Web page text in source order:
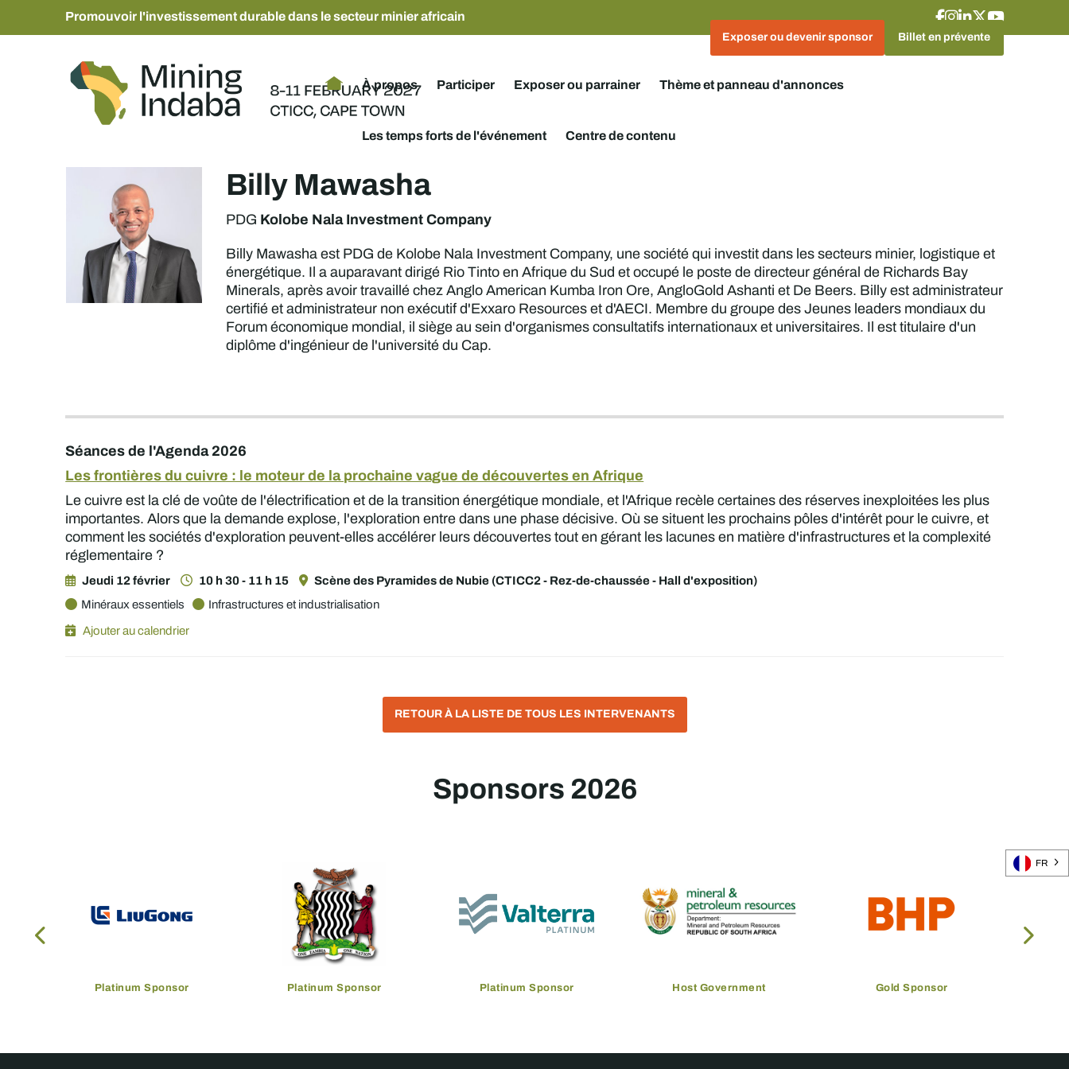
Promouvoir l'investissement durable dans le secteur minier africain
Exposer ou devenir sponsor Billet en prévente
À propos Participer Exposer ou parrainer Thème et panneau d'annonces
Les temps forts de l'événement Centre de contenu
Billy Mawasha
PDG Kolobe Nala Investment Company
Billy Mawasha est PDG de Kolobe Nala Investment Company, une société qui investit dans les secteurs minier, logistique et
énergétique. Il a auparavant dirigé Rio Tinto en Afrique du Sud et occupé le poste de directeur général de Richards Bay
Minerals, après avoir travaillé chez Anglo American Kumba Iron Ore, AngloGold Ashanti et De Beers. Billy est administrateur
certifié et administrateur non exécutif d'Exxaro Resources et d'AECI. Membre du groupe des Jeunes leaders mondiaux du
Forum économique mondial, il siège au sein d'organismes consultatifs internationaux et universitaires. Il est titulaire d'un
diplôme d'ingénieur de l'université du Cap.
Séances de l'Agenda 2026
Les frontières du cuivre : le moteur de la prochaine vague de découvertes en Afrique
Le cuivre est la clé de voûte de l'électrification et de la transition énergétique mondiale, et l'Afrique recèle certaines des réserves inexploitées les plus
importantes. Alors que la demande explose, l'exploration entre dans une phase décisive. Où se situent les prochains pôles d'intérêt pour le cuivre, et
comment les sociétés d'exploration peuvent-elles accélérer leurs découvertes tout en gérant les lacunes en matière d'infrastructures et la complexité
réglementaire ?
Jeudi 12 février 10 h 30 - 11 h 15
Scène des Pyramides de Nubie (CTICC2 - Rez-de-chaussée - Hall d'exposition)
Minéraux essentiels
Infrastructures et industrialisation
Ajouter au calendrier
RETOUR À LA LISTE DE TOUS LES INTERVENANTS
Sponsors 2026
Platinum Sponsor Platinum Sponsor Platinum Sponsor Host Government Gold Sponsor
FR